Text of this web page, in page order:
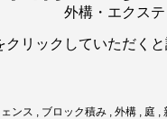
外構・エクス
クリックしていただく
ンス , ブロック積み , 外構 , 庭 ,